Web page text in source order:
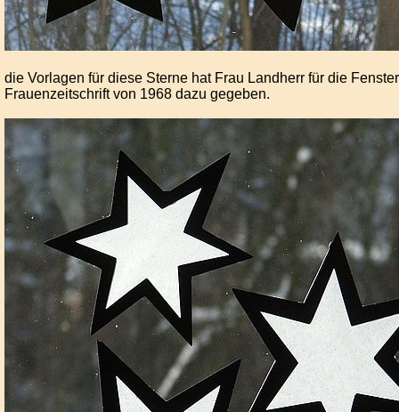
die Vorlagen für diese Sterne hat Frau Landherr für die
Frauenzeitschrift von 1968 dazu gegeben.